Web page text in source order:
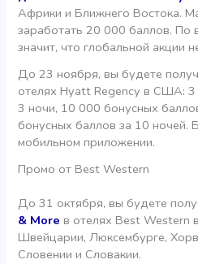
Африки и Ближнего Востока.
заработать 20 000 баллов. По
значит, что глобальной акции
До 23 ноября, вы будете
отелях Hyatt Regency в США:
3 ночи, 10 000 бонусных
бонусных баллов за 10 ночей.
мобильном приложении.
Промо от Best Western
До 31 октября, вы будете
& More в отелях Best Western
Швейцарии, Люксембурге,
Словении и Словакии.